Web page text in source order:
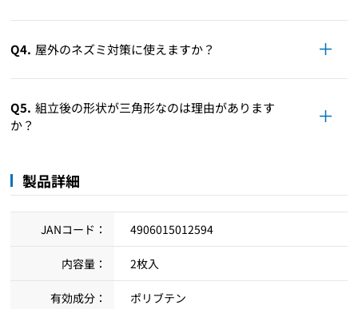
Q4. 屋外のネズミ対策に使えますか？
Q5. 組立後の形状が三角形なのは理由があります
か？
製品詳細
JANコード： 4906015012594
内容量： 2枚入
有効成分： ポリブテン